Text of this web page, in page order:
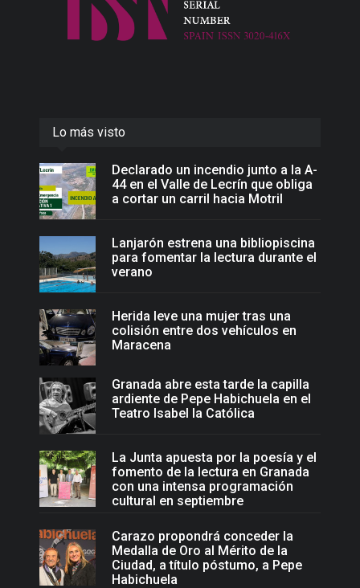
Lo más visto
Declarado un incendio junto a la A-
44 en el Valle de Lecrín que obliga
a cortar un carril hacia Motril
Lanjarón estrena una bibliopiscina
para fomentar la lectura durante el
verano
Herida leve una mujer tras una
colisión entre dos vehículos en
Maracena
Granada abre esta tarde la capilla
ardiente de Pepe Habichuela en el
Teatro Isabel la Católica
La Junta apuesta por la poesía y el
fomento de la lectura en Granada
con una intensa programación
cultural en septiembre
Carazo propondrá conceder la
Medalla de Oro al Mérito de la
Ciudad, a título póstumo, a Pepe
Habichuela